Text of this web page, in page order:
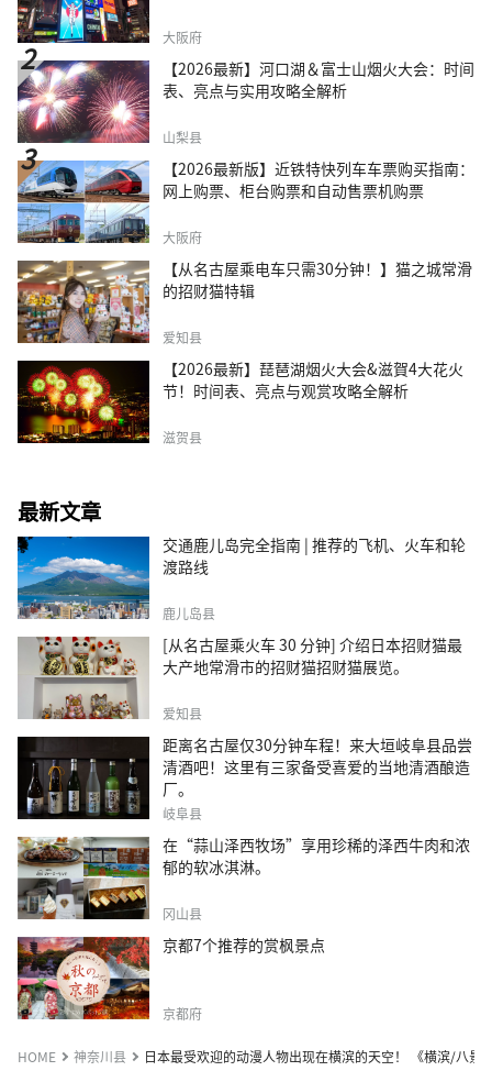
大阪府
【2026最新】河口湖＆富士山烟火大会：时间
表、亮点与实用攻略全解析
山梨县
【2026最新版】近铁特快列车车票购买指南：
网上购票、柜台购票和自动售票机购票
大阪府
【从名古屋乘电车只需30分钟！】猫之城常滑
的招财猫特辑
爱知县
【2026最新】琵琶湖烟火大会&滋賀4大花火
节！时间表、亮点与观赏攻略全解析
滋贺县
最新文章
交通鹿儿岛完全指南 | 推荐的飞机、火车和轮
渡路线
鹿儿岛县
[从名古屋乘火车 30 分钟] 介绍日本招财猫最
大产地常滑市的招财猫招财猫展览。
爱知县
距离名古屋仅30分钟车程！来大垣岐阜县品尝
清酒吧！这里有三家备受喜爱的当地清酒酿造
厂。
岐阜县
在“蒜山泽西牧场”享用珍稀的泽西牛肉和浓
郁的软冰淇淋。
冈山县
京都7个推荐的赏枫景点
京都府
HOME 神奈川县 日本最受欢迎的动漫人物出现在横滨的天空！ 《横滨/八景